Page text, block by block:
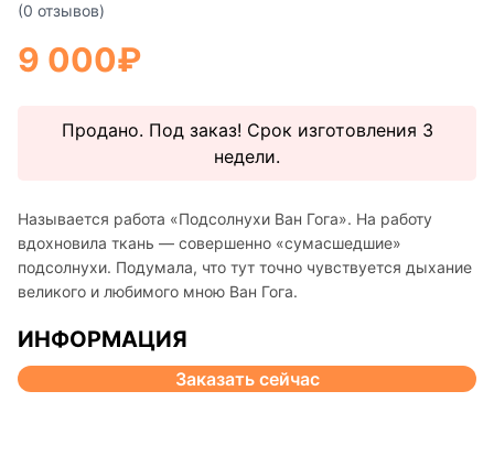
(0 отзывов)
9 000₽
Продано. Под заказ! Срок изготовления 3
недели.
Называется работа «Подсолнухи Ван Гога». На работу
вдохновила ткань — совершенно «сумасшедшие»
подсолнухи. Подумала, что тут точно чувствуется дыхание
великого и любимого мною Ван Гога.
ИНФОРМАЦИЯ
Заказать сейчас